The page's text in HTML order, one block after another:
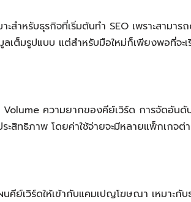
ำหรับธุรกิจที่เริ่มต้นทำ SEO เพราะสามาร
เต็มรูปแบบ แต่สำหรับมือใหม่ก็เพียงพอที่จะ
ความยากของคีย์เวิร์ด การจัดอัน
สิทธิภาพ โดยค่าใช้จ่ายจะมีหลายแพ็กเกจต่
คีย์เวิร์ดให้เข้ากับแคมเปญโฆษณา เหมาะ